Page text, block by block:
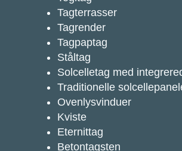
Tagterrasser
Tagrender
Tagpaptag
Ståltag
Solcelletag med
Traditionelle
Ovenlysvinduer
Kviste
Eternittag
Betontagsten